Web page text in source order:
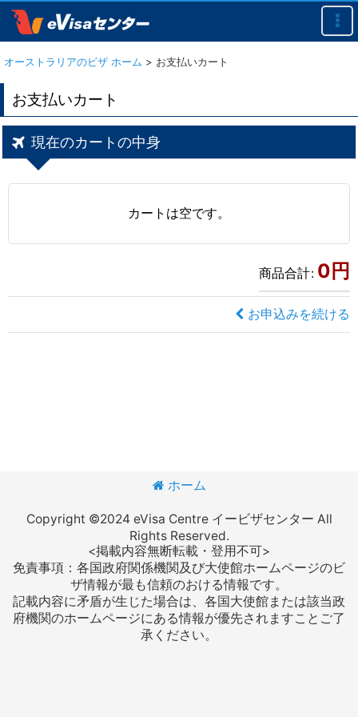
オーストラリアのビザ ホーム > お支払いカート
お支払いカート
現在のカートの中身
カートは空です。
商品合計: 0 円
お申込みを続ける
ホーム
Copyright ©2024 eVisa Centre イービザセンター All
Rights Reserved.
<掲載内容無断転載・登用不可>
免責事項：各国政府関係機関及び大使館ホームページのビ
ザ情報が最も信頼のおける情報です。
記載内容に矛盾が生じた場合は、各国大使館または該当政
府機関のホームページにある情報が優先されますことご了
承ください。